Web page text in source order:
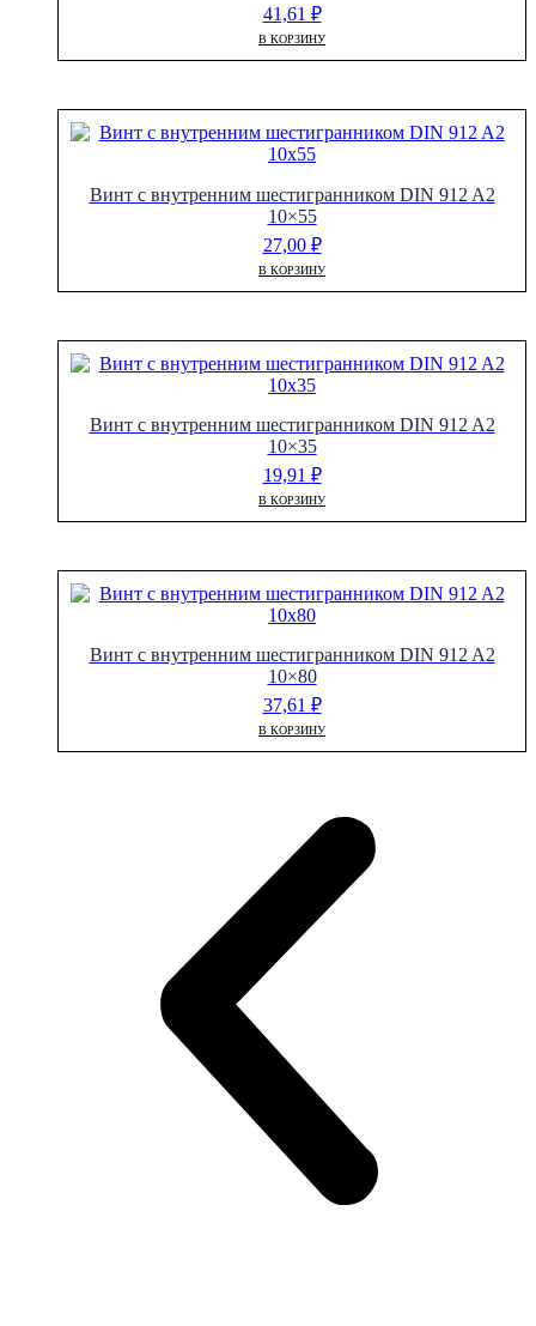
41,61 ₽
В КОРЗИНУ
Винт с внутренним шестигранником DIN 912 A2
10×55
27,00 ₽
В КОРЗИНУ
Винт с внутренним шестигранником DIN 912 A2
10×35
19,91 ₽
В КОРЗИНУ
Винт с внутренним шестигранником DIN 912 A2
10×80
37,61 ₽
В КОРЗИНУ